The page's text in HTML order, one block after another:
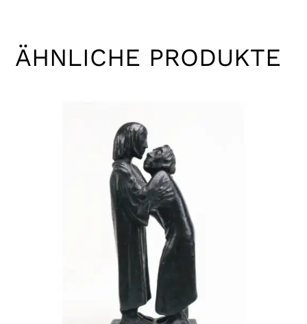
ÄHNLICHE PRODUKTE